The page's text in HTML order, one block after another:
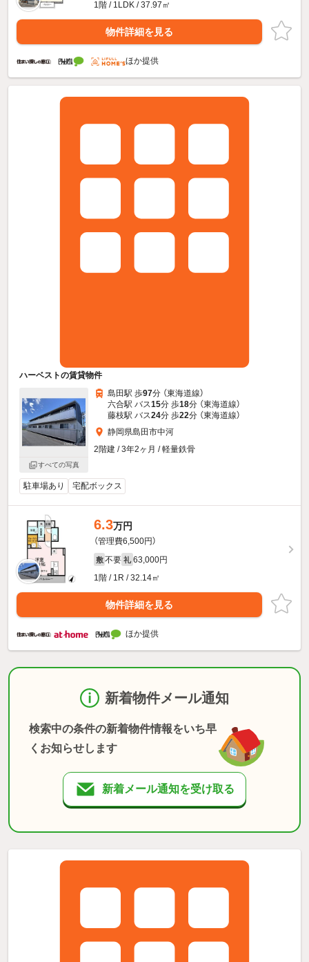
1階 / 1LDK / 37.97㎡
物件詳細を見る
ほか提供
ハーベストの賃貸物件
すべての写真
島田駅 歩97分 （東海道線）
六合駅 バス15分 歩18分 （東海道線）
藤枝駅 バス24分 歩22分 （東海道線）
静岡県島田市中河
2階建 / 3年2ヶ月 / 軽量鉄骨
駐車場あり 宅配ボックス
6.3万円
（管理費6,500円）
敷 不要 礼 63,000円
1階 / 1R / 32.14㎡
物件詳細を見る
ほか提供
新着物件メール通知
検索中の条件の新着物件情報をいち早
くお知らせします
新着メール通知を受け取る